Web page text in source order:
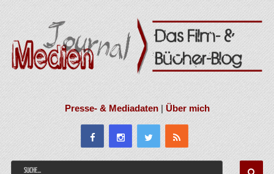
Presse- & Mediadaten|Über mich